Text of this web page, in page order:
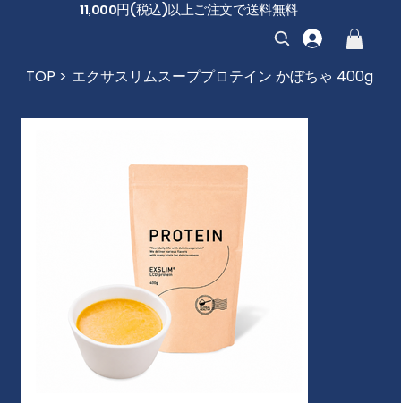
11,000円(税込)以上ご注文で送料無料
TOP > エクサスリムスーププロテイン かぼちゃ 400g